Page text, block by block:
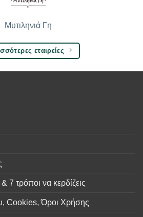
Μυτιληνιά Γη
εταιρείες
7 τρόποι να κερδίζεις
Cookies, Όροι Χρήσης